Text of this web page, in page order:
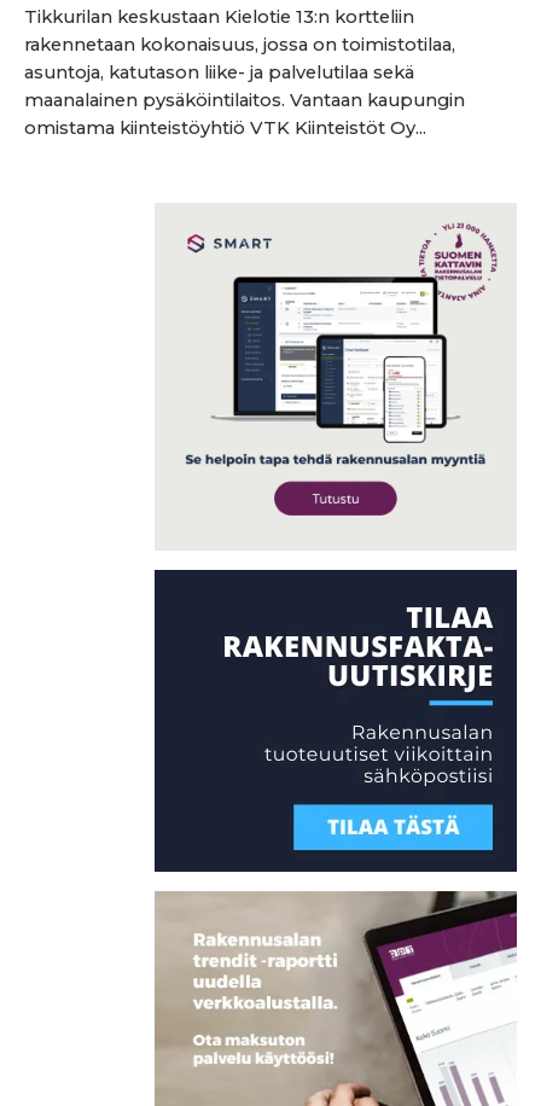
Tikkurilan keskustaan Kielotie 13:n kortteliin
rakennetaan kokonaisuus, jossa on toimistotilaa,
asuntoja, katutason liike- ja palvelutilaa sekä
maanalainen pysäköintilaitos. Vantaan kaupungin
omistama kiinteistöyhtiö VTK Kiinteistöt Oy...